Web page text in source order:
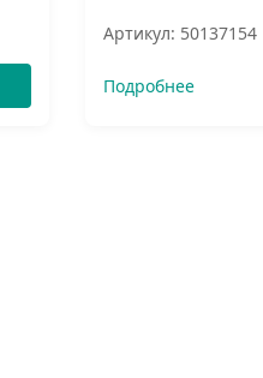
Артикул: 50137154
Подробнее